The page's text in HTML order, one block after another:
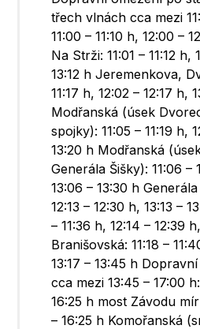
třech vlnách cca mezi
11:00 – 11:10 h, 12:00 –
Na Strži: 11:01 – 11:12 h,
13:12 h Jeremenkova,
11:17 h, 12:02 – 12:17 h,
Modřanská (úsek
spojky): 11:05 – 11:19 h,
13:20 h Modřanská
Generála Šišky): 11:06 –
13:06 – 13:30 h Generála
12:13 – 12:30 h, 13:13 –
– 11:36 h, 12:14 – 12:39
Branišovská: 11:18 –
13:17 – 13:45 h
cca mezi 13:45 – 17:00
16:25 h most Závodu
– 16:25 h Komořanská